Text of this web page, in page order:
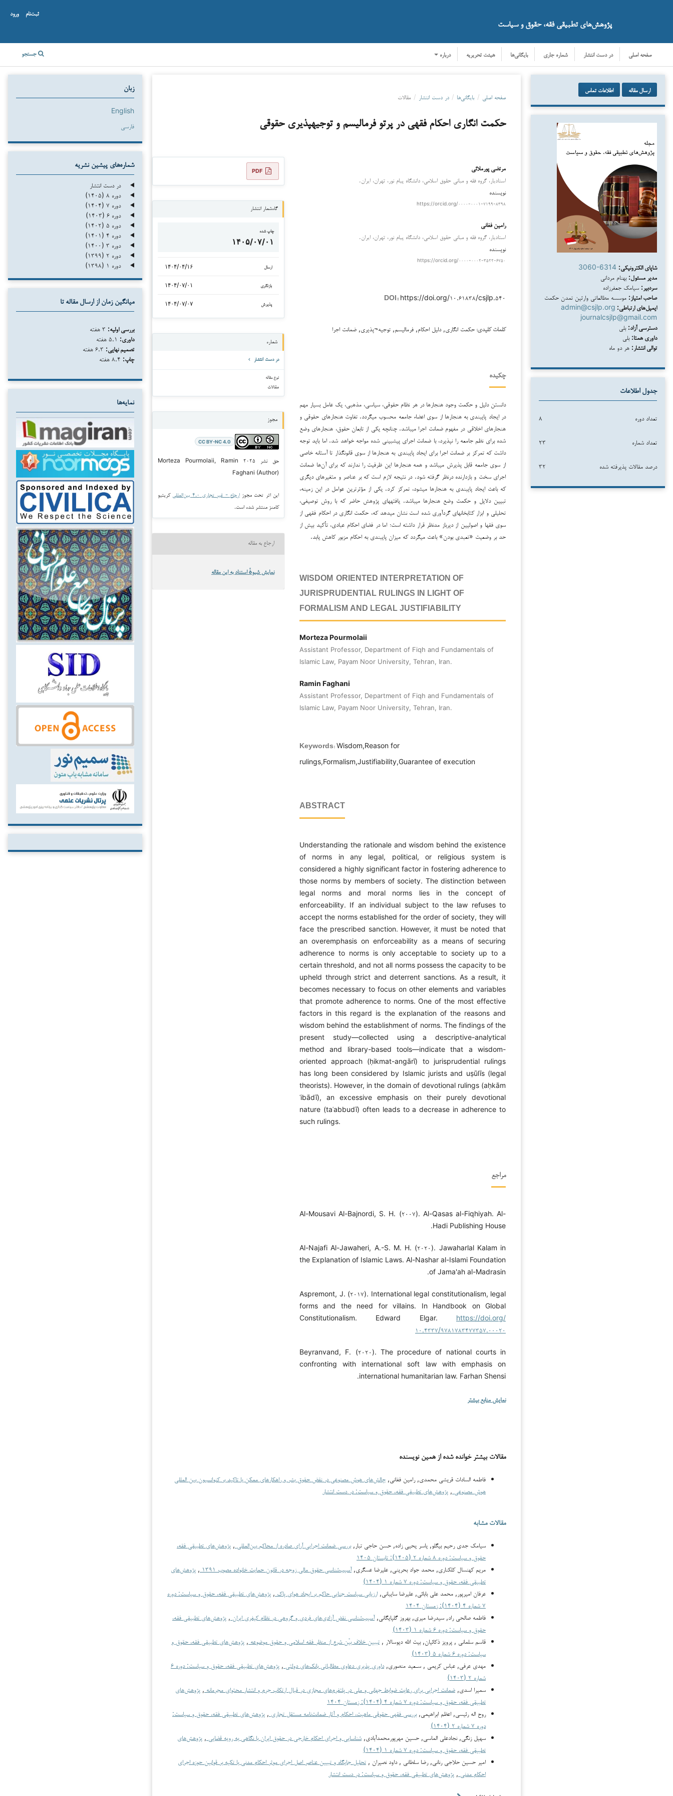
پژوهش‌های تطبیقی فقه، حقوق و سیاست
صفحه اصلی در دست انتشار شماره جاری بایگانی‌ها هیئت تحریریه درباره جستجو
ثبت‌نام ورود
ارسال مقاله اطلاعات تماس
شاپای الکترونیکی: 3060-6314
مدیر مسئول: بهنام مردانی
سردبیر: سیامک جعفرزاده
صاحب امتیاز: موسسه مطالعاتی وارثین تمدن حکمت
ایمیل‌های ارتباطی: admin@csjlp.org
journalcsjlp@gmail.com
دسترسی آزاد: بلی
داوری همتا: بلی
توالی انتشار: هر دو ماه
جدول اطلاعات
تعداد دوره ۸
تعداد شماره ۲۳
درصد مقالات پذیرفته شده ۳۲
صفحه اصلی / بایگانی‌ها / در دست انتشار / مقالات
حکمت انگاری احکام فقهی در پرتو فرمالیسم و توجیه­پذیری حقوقی
مرتضی پورملائی
استادیار، گروه فقه و مبانی حقوق اسلامی، دانشگاه پیام نور، تهران، ایران.
نویسنده
https://orcid.org/۰۰۰۰-۰۰۰۱-۷۱۹۹-۸۳۹۸
رامین فغانی
استادیار، گروه فقه و مبانی حقوق اسلامی، دانشگاه پیام نور، تهران، ایران.
نویسنده
https://orcid.org/۰۰۰۰-۰۰۰۲-۳۵۲۲-۶۷۵۰
DOI:: https://doi.org/۱۰.۶۱۸۳۸/csjlp.۵۴۰
کلمات کلیدی: حکمت انگاری, دلیل احکام, فرمالیسم, توجیه¬پذیری, ضمانت اجرا
چکیده
دانستن دلیل و حکمت وجود هنجارها در هر نظام حقوقی، سیاسی، مذهبی، یک عامل بسیار مهم
در ایجاد پایبندی به هنجارها از سوی اعضاء جامعه محسوب می­گردد. تفاوت هنجارهای حقوقی و
هنجارهای اخلاقی در مفهوم ضمانت اجرا می­باشد. چنانچه یکی از تابعان حقوق، هنجارهای وضع
شده برای نظم جامعه را نپذیرد، با ضمانت اجرای پیش­بینی شده مواجه خواهد شد. اما باید توجه
داشت که تمرکز بر ضمانت اجرا برای ایجاد پایبندی به هنجارها از سوی قانون­گذار تا آستانه خاصی
از سوی جامعه قابل پذیرش می­باشد و همه هنجارها این ظرفیت را ندارند که برای آن‌ها ضمانت
اجرای سخت و بازدارنده درنظر گرفته شود. در نتیجه لازم است که بر عناصر و متغیرهای دیگری
که باعث ایجاد پایبندی به هنجارها می­شود، تمرکز کرد. یکی از مؤثرترین عوامل در این زمینه،
تبیین دلایل و حکمت وضع هنجارها می­باشد. یافته­های پژوهش حاضر که با روش توصیفی،
تحلیلی و ابزار کتابخانه­ای گردآوری شده است نشان می­دهد که، حکمت انگاری در احکام فقهی از
سوی فقها و اصولیین از دیرباز مدنظر قرار داشته است؛ اما در فضای احکام عبادی، تأکید بیش از
حد بر وضعیت «تعبدی بودن» باعث می­گردد که میزان پایبندی به احکام مزبور کاهش یابد.
WISDOM-ORIENTED INTERPRETATION OF
JURISPRUDENTIAL RULINGS IN LIGHT OF
FORMALISM AND LEGAL JUSTIFIABILITY
Morteza Pourmolaii
Assistant Professor, Department of Fiqh and Fundamentals of
Islamic Law, Payam Noor University, Tehran, Iran.
Ramin Faghani
Assistant Professor, Department of Fiqh and Fundamentals of
Islamic Law, Payam Noor University, Tehran, Iran.
Keywords: Wisdom,Reason for
rulings,Formalism,Justifiability,Guarantee of execution
ABSTRACT
Understanding the rationale and wisdom behind the existence
of norms in any legal, political, or religious system is
considered a highly significant factor in fostering adherence to
those norms by members of society. The distinction between
legal norms and moral norms lies in the concept of
enforceability. If an individual subject to the law refuses to
accept the norms established for the order of society, they will
face the prescribed sanction. However, it must be noted that
an overemphasis on enforceability as a means of securing
adherence to norms is only acceptable to society up to a
certain threshold, and not all norms possess the capacity to be
upheld through strict and deterrent sanctions. As a result, it
becomes necessary to focus on other elements and variables
that promote adherence to norms. One of the most effective
factors in this regard is the explanation of the reasons and
wisdom behind the establishment of norms. The findings of the
present study—collected using a descriptive-analytical
method and library-based tools—indicate that a wisdom-
oriented approach (ḥikmat-angārī) to jurisprudential rulings
has long been considered by Islamic jurists and uṣūlīs (legal
theorists). However, in the domain of devotional rulings (aḥkām
ʿibādī), an excessive emphasis on their purely devotional
nature (taʿabbudī) often leads to a decrease in adherence to
such rulings.
مراجع
Al-Mousavi Al-Bajnordi, S. H. (۲۰۰۷). Al-Qasas al-Fiqhiyah. Al-
Hadi Publishing House.
Al-Najafi Al-Jawaheri, A.-S. M. H. (۲۰۲۰). Jawaharlal Kalam in
the Explanation of Islamic Laws. Al-Nashar al-Islami Foundation
of Jama'ah al-Madrasin.
Aspremont, J. (۲۰۱۷). International legal constitutionalism, legal
forms and the need for villains. In Handbook on Global
Constitutionalism. Edward Elgar. https://doi.org/
۱۰.۴۳۳۷/۹۷۸۱۷۸۳۴۷۷۳۵۷.۰۰۰۲۰
Beyranvand, F. (۲۰۲۰). The procedure of national courts in
confronting with international soft law with emphasis on
international humanitarian law. Farhan Shensi.
نمایش منابع بیشتر
دانلود PDF
گاه‌شمار انتشار
چاپ شده
۱۴۰۵/۰۷/۰۱
ارسال ۱۴۰۴/۰۴/۱۶
بازنگری ۱۴۰۴/۰۷/۰۱
پذیرش ۱۴۰۴/۰۷/۰۷
شماره
در دست انتشار
نوع مقاله
مقالات
مجوز
CC BY-NC 4.0
حق نشر ۲۰۲۵ Morteza Pourmolaii, Ramin
Faghani (Author)
این اثر تحت مجوزارجاع - غیر تجاری ۴.۰ بین‌المللی
کریتیو
کامنز منتشر شده است.
ارجاع به مقاله
نمایش شیوهٔ استناد به این مقاله
مقالات بیشتر خوانده شده از همین نویسنده
فاطمه السادات قریشی محمدی, رامین فغانی, چالش‌های هوش مصنوعی در نقض حقوق بشر و راهکارهای ممکن با تاکید بر کنوانسیون بین المللی
هوش مصنوعی , پژوهش‌های تطبیقی فقه، حقوق و سیاست: در دست انتشار
مقالات مشابه
سیامک جدی رحیم بیگلو, یاسر یحیی زاده, حسن حاجی تبار,بررسی ضمانت اجرایی آرای صادره از محاکم بین‌المللی , پژوهش‌های تطبیقی فقه،
حقوق و سیاست: دوره ۸ شماره ۲ (۱۴۰۵): تابستان ۱۴۰۵
مریم کهنسال کلکناری, محمد جواد بحرینی, علیرضا عسگری,آسیب‌شناسی حقوق مالی زوجه در قانون حمایت خانواده مصوب ۱۳۹۱ , پژوهش‌های
تطبیقی فقه، حقوق و سیاست: دوره ۷ شماره ۱ (۱۴۰۴)
عرفان امیرپور, محمد علی بابائی, علیرضا سایبانی, ارزیابی سیاست جنایی حاکم بر ایجاد هوای پاک , پژوهش‌های تطبیقی فقه، حقوق و سیاست: دوره
۷ شماره ۴ (۱۴۰۴): زمستان ۱۴۰۴
فاطمه صالحی راد, سیدرضا میری, بهروز گلپایگانی,آسیب‌شناسی نقض آزادی‌های فردی و گروهی در نظام کیفری ایران , پژوهش‌های تطبیقی فقه،
حقوق و سیاست: دوره ۶ شماره ۱ (۱۴۰۳)
قاسم سلمانی , پرویز ذکائیان, بیت الله دیوسالار , تببین خلاف بیّن شرع از منظر فقه اسلامی و حقوق موضوعه , پژوهش‌های تطبیقی فقه، حقوق و
سیاست: دوره ۶ شماره ۵ (۱۴۰۳)
مهدی عرفی, عباس کریمی , سـعید منصوری,داوری پذیری دعاوی مطالباتی بانک‌های دولتی ,
پژوهش‌های تطبیقی فقه، حقوق و سیاست: دوره ۶
شماره ۲ (۱۴۰۳)
سمیرا اسدی, ضمانت اجرایی برای رعایت ضوابط جهانی و ملی در پلتفرم‌های مجازی در قبال ارتکاب جرم و انتشار محتوای مجرمانه , پژوهش‌های
تطبیقی فقه، حقوق و سیاست: دوره ۷ شماره ۴ (۱۴۰۴): زمستان ۱۴۰۴
روح اله رئیسی, اعظم ابراهیمی,بررسی فقهی حقوقی ماهیت، احکام و آثار ضمانت‌نامه مستقل تجاری , پژوهش‌های تطبیقی فقه، حقوق و سیاست:
دوره ۷ شماره ۲ (۱۴۰۴)
سهیل زنگی, نجادعلی الماسی, حسین مهرپورمحمدآبادی, شناسایی و اجرای احکام خارجی در حقوق ایران با نگاهی به رویه قضایی , پژوهش‌های
تطبیقی فقه، حقوق و سیاست: دوره ۷ شماره ۱ (۱۴۰۴)
امير حسين حلاجي رناني, رضا سلطاني , داود نصيران , تحلیل جایگاه و تبیین عناصر اصل اجرای موثر احکام مدنی با تکیه بر قوانین حوزه اجرای
احکام مدنی , پژوهش‌های تطبیقی فقه، حقوق و سیاست: در دست انتشار
زبان
English
فارسی
شماره‌های پیشین نشریه
در دست انتشار
دوره ۸ (۱۴۰۵)
دوره ۷ (۱۴۰۴)
دوره ۶ (۱۴۰۳)
دوره ۵ (۱۴۰۲)
دوره ۴ (۱۴۰۱)
دوره ۳ (۱۴۰۰)
دوره ۲ (۱۳۹۹)
دوره ۱ (۱۳۹۸)
میانگین زمان از ارسال مقاله تا
بررسی اولیه:
داوری:
تصمیم نهایی:
چاپ:
نمایه‌ها